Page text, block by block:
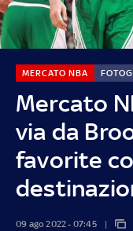
Mercato
via da
favorite
MERCATO NBA
09 ago 2022 - 07:45